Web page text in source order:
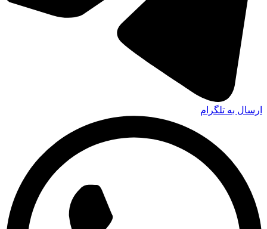
ارسال به تلگرام